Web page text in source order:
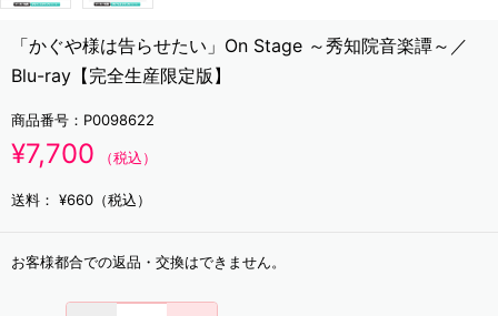
「かぐや様は告らせたい」On Stage ～秀知院音楽譚～／
Blu-ray【完全生産限定版】
商品番号： P0098622
¥7,700 （税込）
送料： ¥660（税込）
お客様都合での返品・交換はできません。